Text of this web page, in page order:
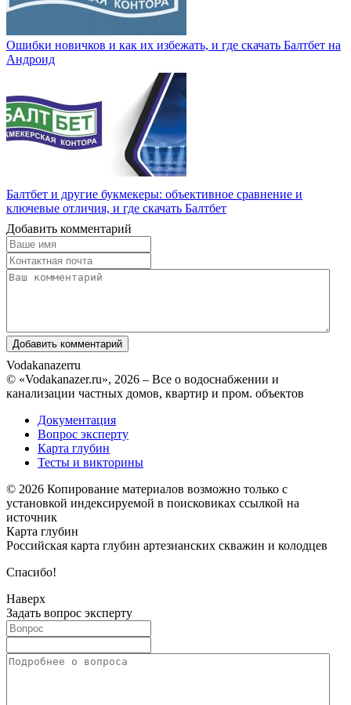
Ошибки новичков и как их избежать, и где скачать Балтбет на
Андроид
Балтбет и другие букмекеры: объективное сравнение и
ключевые отличия, и где скачать Балтбет
Добавить комментарий
Vodakanazerru
© «Vodakanazer.ru», 2026 – Все о водоснабжении и
канализации частных домов, квартир и пром. объектов
Документация
Вопрос эксперту
Карта глубин
Тесты и викторины
© 2026 Копирование материалов возможно только с
установкой индексируемой в поисковиках ссылкой на
источник
Карта глубин
Российская карта глубин артезианских скважин и колодцев
Спасибо!
Наверх
Задать вопрос эксперту